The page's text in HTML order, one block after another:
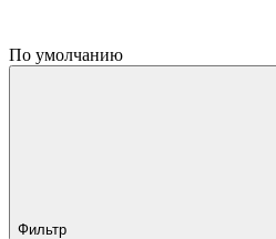
По умолчанию
Фильтр